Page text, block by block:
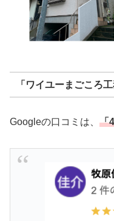
「ワイユーまごころ
Googleの口コミは、 「